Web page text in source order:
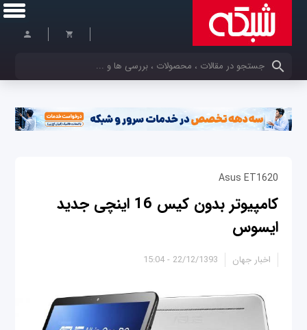
کلمات کلیدی خود را وارد کنید
Asus ET1620
کامپیوتر بدون کیس 16 اینچی جدید
ایسوس
22/12/1393 - 15:04 اخبار جهان